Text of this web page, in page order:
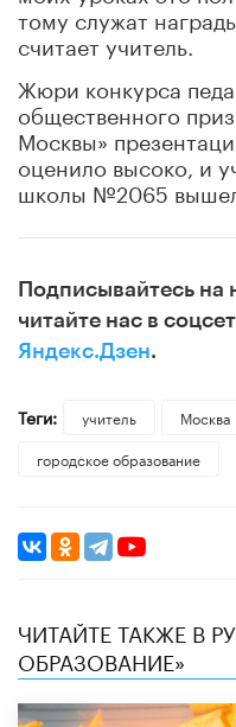
тому служат
считает учитель.
Жюри конкурса
общественного
Москвы»
оценило высоко, и
школы №2065
Подписывайтесь на
читайте нас в
Яндекс.Дзен.
Теги: учитель Москва
городское образование
ЧИТАЙТЕ ТАКЖЕ В
ОБРАЗОВАНИЕ»